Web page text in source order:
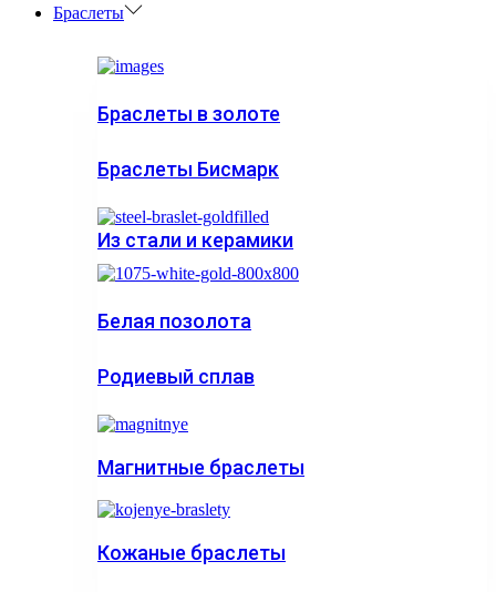
Браслеты
Браслеты в золоте
Браслеты Бисмарк
Из стали и керамики
Белая позолота
Родиевый сплав
Магнитные браслеты
Кожаные браслеты